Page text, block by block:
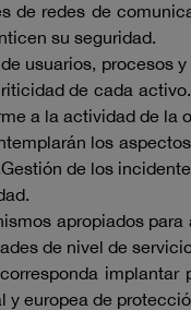
redes de
su seguridad.
usuarios, procesos
de cada
a la actividad de la
los
de los
apropiados
de nivel de
europea de